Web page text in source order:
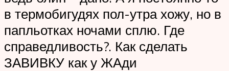
в термобигудях пол-утра хожу, но в
папльотках ночами сплю. Где
справедливость?. Как сделать
ЗАВИВКУ как у ЖАди